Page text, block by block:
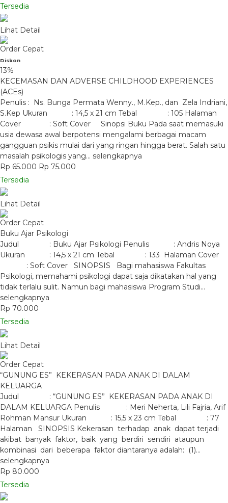
Tersedia
Lihat Detail
Order Cepat
Diskon
13%
KECEMASAN DAN ADVERSE CHILDHOOD EXPERIENCES
(ACEs)
Penulis : Ns. Bunga Permata Wenny., M.Kep., dan Zela Indriani,
S.Kep Ukuran : 14,5 x 21 cm Tebal : 105 Halaman
Cover : Soft Cover Sinopsi Buku Pada saat memasuki
usia dewasa awal berpotensi mengalami berbagai macam
gangguan psikis mulai dari yang ringan hingga berat. Salah satu
masalah psikologis yang… selengkapnya
Rp 65.000 Rp 75.000
Tersedia
Lihat Detail
Order Cepat
Buku Ajar Psikologi
Judul : Buku Ajar Psikologi Penulis : Andris Noya
Ukuran : 14,5 x 21 cm Tebal : 133 Halaman Cover
: Soft Cover SINOPSIS Bagi mahasiswa Fakultas
Psikologi, memahami psikologi dapat saja dikatakan hal yang
tidak terlalu sulit. Namun bagi mahasiswa Program Studi…
selengkapnya
Rp 70.000
Tersedia
Lihat Detail
Order Cepat
“GUNUNG ES” KEKERASAN PADA ANAK DI DALAM
KELUARGA
Judul : “GUNUNG ES” KEKERASAN PADA ANAK DI
DALAM KELUARGA Penulis : Meri Neherta, Lili Fajria, Arif
Rohman Mansur Ukuran : 15,5 x 23 cm Tebal : 77
Halaman SINOPSIS Kekerasan terhadap anak dapat terjadi
akibat banyak faktor, baik yang berdiri sendiri ataupun
kombinasi dari beberapa faktor diantaranya adalah: (1)…
selengkapnya
Rp 80.000
Tersedia